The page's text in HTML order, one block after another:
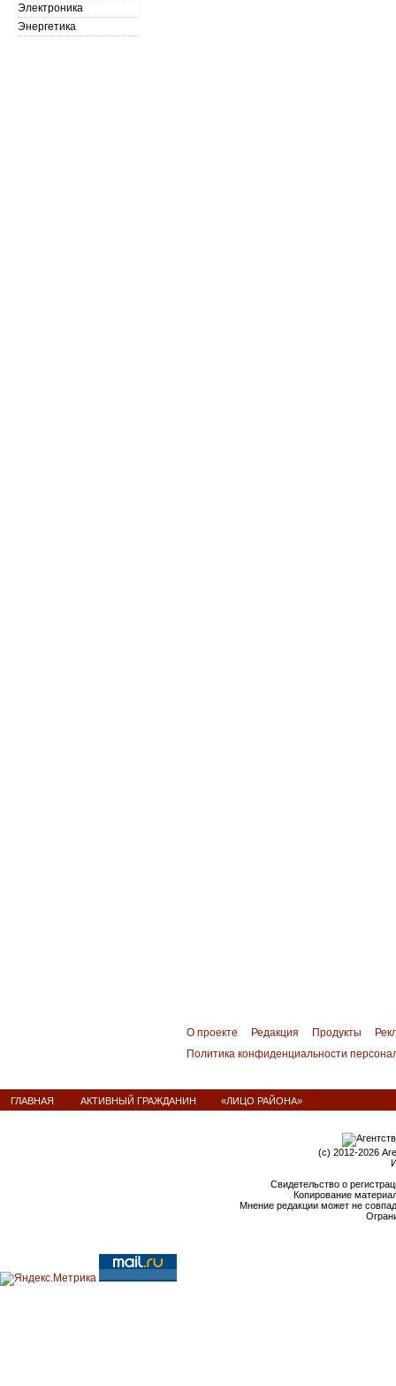
Электроника
Энергетика
О проекте Редакция Продукты
Политика конфиденциальности
ГЛАВНАЯ АКТИВНЫЙ ГРАЖДАНИН «ЛИЦО РАЙОНА»
(c) 2012-2026
Свидетельство о
Копирование
Мнение редакции может не